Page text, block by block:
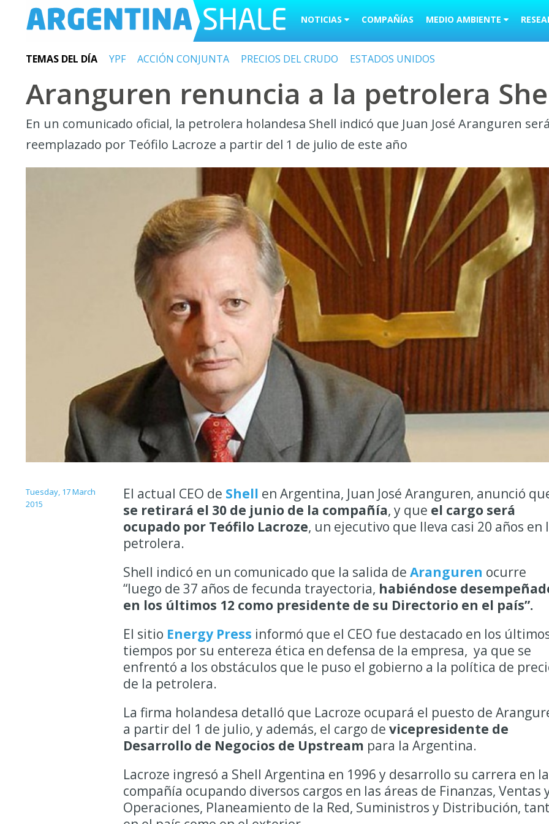
NOTICIAS COMPAÑÍAS MEDIO AMBIENTE
TEMAS DEL DÍA YPF ACCIÓN CONJUNTA PRECIOS DEL CRUDO ESTADOS UNIDOS
Aranguren renuncia a la petrolera
En un comunicado oficial, la petrolera holandesa Shell indicó que Juan José Aranguren
reemplazado por Teófilo Lacroze a partir del 1 de julio de este año
Tuesday, 17 March
2015
El actual CEO de Shell en Argentina, Juan José Aranguren, anunció
se retirará el 30 de junio de la compañía, y que el cargo será
ocupado por Teófilo Lacroze, un ejecutivo que lleva casi 20 años en
petrolera.
Shell indicó en un comunicado que la salida de Aranguren ocurre
“luego de 37 años de fecunda trayectoria, habiéndose
en los últimos 12 como presidente de su Directorio en el país”.
El sitio Energy Press informó que el CEO fue destacado en los
tiempos por su entereza ética en defensa de la empresa, ya que se
enfrentó a los obstáculos que le puso el gobierno a la política de
de la petrolera.
La firma holandesa detalló que Lacroze ocupará el puesto de
a partir del 1 de julio, y además, el cargo de vicepresidente de
Desarrollo de Negocios de Upstream para la Argentina.
Lacroze ingresó a Shell Argentina en 1996 y desarrollo su carrera en la
compañía ocupando diversos cargos en las áreas de Finanzas, Ventas
Operaciones, Planeamiento de la Red, Suministros y Distribución,